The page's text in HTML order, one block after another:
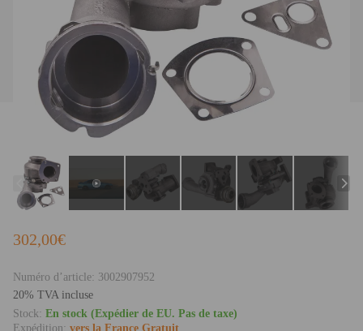
302,00€
Numéro d’article: 3002907952
20% TVA incluse
Stock: En stock (Expédier de EU. Pas de taxe)
Expédition: vers la France Gratuit